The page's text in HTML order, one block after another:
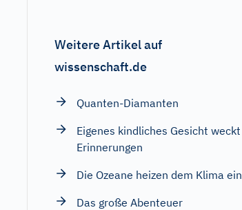
Weitere Artikel auf
wissenschaft.de
Quanten-Diamanten
Eigenes kindliches Gesicht weckt
Erinnerungen
Die Ozeane heizen dem Klima ein
Das große Abenteuer